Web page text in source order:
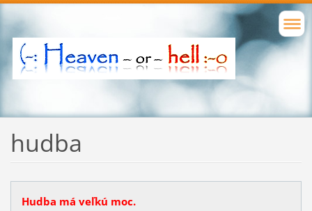
hudba
Hudba má veľkú moc.